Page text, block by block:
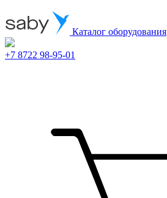
Каталог оборудования
+7 8722 98-95-01